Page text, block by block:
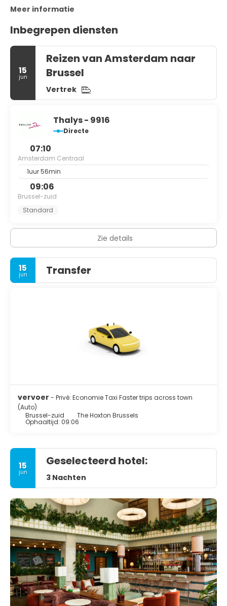
Meer informatie
Inbegrepen diensten
15
jun
Reizen van Amsterdam naar
Brussel
Vertrek
Thalys - 9916
Directe
07:10
Amsterdam Centraal
1uur 56min
09:06
Brussel-zuid
Standard
Zie details
15
jun Transfer
vervoer - Privé: Economie Taxi Faster trips across town
(Auto)
Brussel-zuid
The Hoxton Brussels
Ophaaltijd: 09:06
15
jun
Geselecteerd hotel:
3 Nachten